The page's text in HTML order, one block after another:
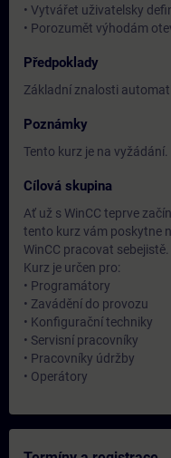
• Vytvářet uživatelsky
• Porozumět výhodám
Předpoklady
Základní znalosti
Poznámky
Tento kurz je na
Cílová skupina
Ať už s WinCC teprve
tento kurz vám poskytne
WinCC pracovat sebejistě.
Kurz je určen pro:
• Programátory
• Zavádění do provozu
• Konfigurační techniky
• Servisní pracovníky
• Pracovníky údržby
• Operátory